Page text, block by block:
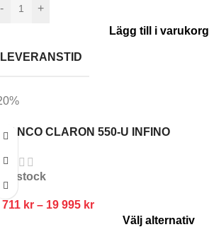
-
+
Lägg till i varukorg
LEVERANSTID
CLARON 550-U INFINO
In stock
711 kr – 19 995 kr
Välj alternativ